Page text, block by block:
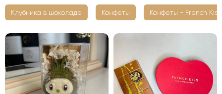
Клубника в шоколаде Конфеты Конфеты - French Kiss